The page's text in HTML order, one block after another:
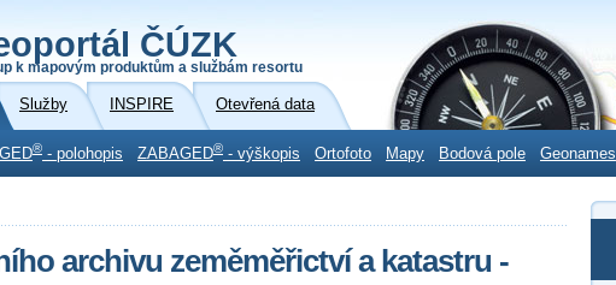
ČÚZK
k mapovým produktům a službám resortu
Služby INSPIRE Otevřená data
® - polohopis ZABAGED® - výškopis Ortofoto Mapy Bodová pole Geonames
archivu zeměměřictví a katastru -